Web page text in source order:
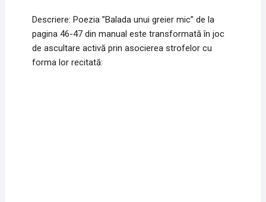
Descriere: Poezia ”Balada unui greier mic” de la
pagina 46-47 din manual este transformată în joc
de ascultare activă prin asocierea strofelor cu
forma lor recitată: